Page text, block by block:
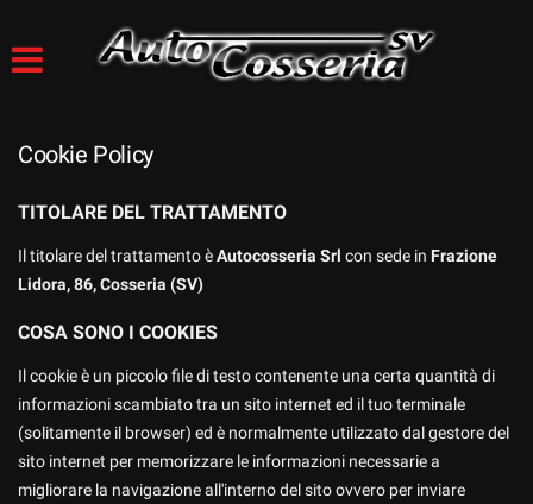
SERVIZI
TRASPORTO
CONTATTI
Cookie Policy
TITOLARE DEL TRATTAMENTO
Il titolare del trattamento èAutocosseria Srl con sede in Frazione
Lidora, 86, Cosseria (SV)
COSA SONO I COOKIES
Il cookie è un piccolo file di testo contenente una certa quantità di
informazioni scambiato tra un sito internet ed il tuo terminale
(solitamente il browser) ed è normalmente utilizzato dal gestore del
sito internet per memorizzare le informazioni necessarie a
migliorare la navigazione all'interno del sito ovvero per inviare
tue
seguente
ti
consente
esprimere
tue
preferenze
alle
tecnologie